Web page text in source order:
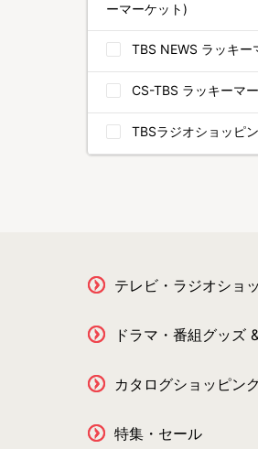
ーマーケット)
TBS NEWS ラッキー
CS-TBS ラッキーマ
TBSラジオショッピ
テレビ・ラジオショ
ドラマ・番組グッズ
カタログショッピン
特集・セール